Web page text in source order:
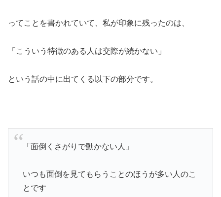
ってことを書かれていて、私が印象に残ったのは、
「こういう特徴のある人は交際が続かない」
という話の中に出てくる以下の部分です。
「面倒くさがりで動かない人」
いつも面倒を見てもらうことのほうが多い人のこ
とです